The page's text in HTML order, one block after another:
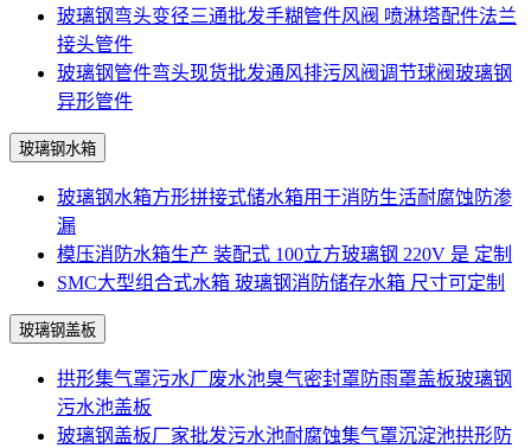
玻璃钢弯头变径三通批发手糊管件风阀 喷淋塔配件法兰
接头管件
玻璃钢管件弯头现货批发通风排污风阀调节球阀玻璃钢
异形管件
玻璃钢水箱
玻璃钢水箱方形拼接式储水箱用于消防生活耐腐蚀防渗
漏
模压消防水箱生产 装配式 100立方玻璃钢 220V 是 定制
SMC大型组合式水箱 玻璃钢消防储存水箱 尺寸可定制
玻璃钢盖板
拱形集气罩污水厂废水池臭气密封罩防雨罩盖板玻璃钢
污水池盖板
玻璃钢盖板厂家批发污水池耐腐蚀集气罩沉淀池拱形防